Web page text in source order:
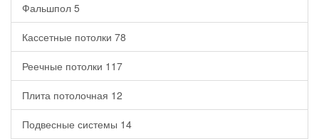
Фальшпол 5
Кассетные потолки 78
Реечные потолки 117
Плита потолочная 12
Подвесные системы 14